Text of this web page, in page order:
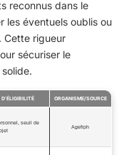
reconnus dans le
les éventuels oublis ou
Cette rigueur
sécuriser le
ORGANISME/SOURCE
seuil de
Agefiph